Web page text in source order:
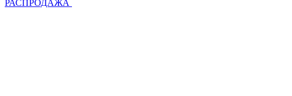
РАСПРОДАЖА